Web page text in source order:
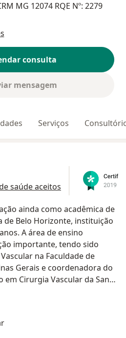
MG 12074 RQE Nº: 2279
consulta
mensagem
Serviços
saúde aceitos
ainda como acadêmica de
de Belo Horizonte, instituição
A área de ensino
importante, tendo sido
na Faculdade de
Gerais e coordenadora do
em Cirurgia Vascular da Santa
doença vascular com suas
específicas, situando-as no